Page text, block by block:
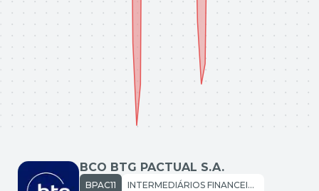
BCO BTG PACTUAL S.A.
BPAC11 INTERMEDIÁRIOS FINANCEIROS: BANCOS